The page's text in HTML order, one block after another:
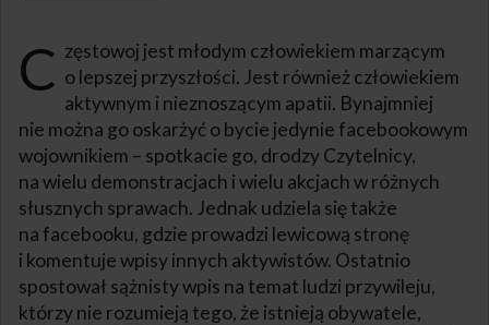
C zęstowoj jest młodym człowiekiem marzącym
o lepszej przyszłości. Jest również człowiekiem
aktywnym i nieznoszącym apatii. Bynajmniej
nie można go oskarżyć o bycie jedynie facebookowym
wojownikiem – spotkacie go, drodzy Czytelnicy,
na wielu demonstracjach i wielu akcjach w różnych
słusznych sprawach. Jednak udziela się także
na facebooku, gdzie prowadzi lewicową stronę
i komentuje wpisy innych aktywistów. Ostatnio
spostował sążnisty wpis na temat ludzi przywileju,
którzy nie rozumieją tego, że istnieją obywatele,